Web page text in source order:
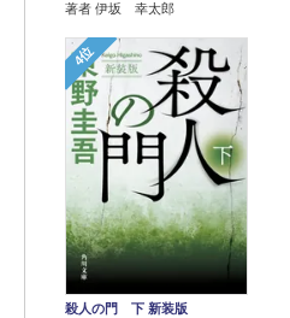
著者 伊坂 幸太郎
4位
殺人の門 下 新装版